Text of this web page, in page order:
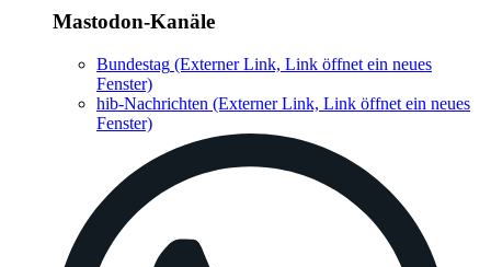
Mastodon-Kanäle
Bundestag (Externer Link, Link öffnet ein neues
Fenster)
hib-Nachrichten (Externer Link, Link öffnet ein neues
Fenster)